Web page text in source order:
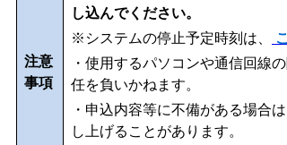
注意
事項
し込んでください。
※システムの停止予定時刻は、
・使用するパソコンや通信回線
任を負いかねます。
・申込内容等に不備がある場合
し上げることがあります。